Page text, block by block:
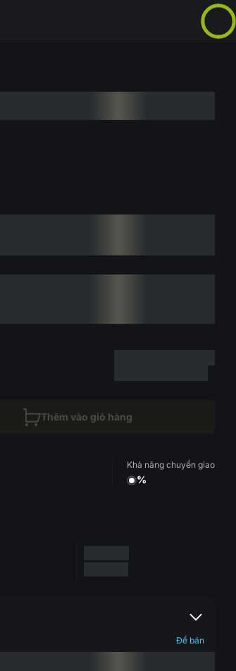
Thêm vào giỏ hàng
Khả năng chuyển giao
%
Để bán